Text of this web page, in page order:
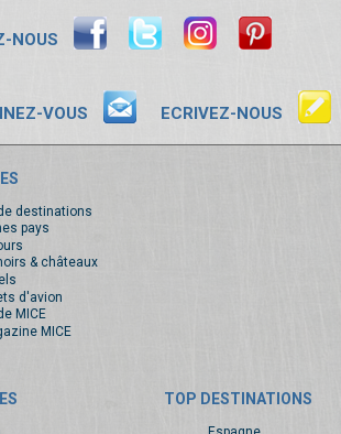
NOUS
VOUS ECRIVEZ-NOUS
destinations
pays
& châteaux
d'avion
MICE
MICE
TOP DESTINATIONS